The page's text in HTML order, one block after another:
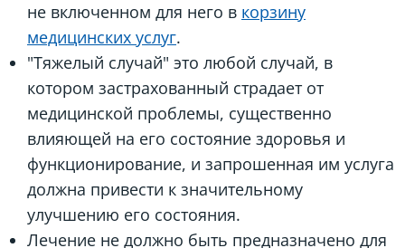
не включенном для него в корзину
медицинских услуг.
"Тяжелый случай" это любой случай, в
котором застрахованный страдает от
медицинской проблемы, существенно
влияющей на его состояние здоровья и
функционирование, и запрошенная им услуга
должна привести к значительному
улучшению его состояния.
Лечение не должно быть предназначено для